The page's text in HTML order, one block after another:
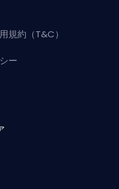
規約（T&C）
ー